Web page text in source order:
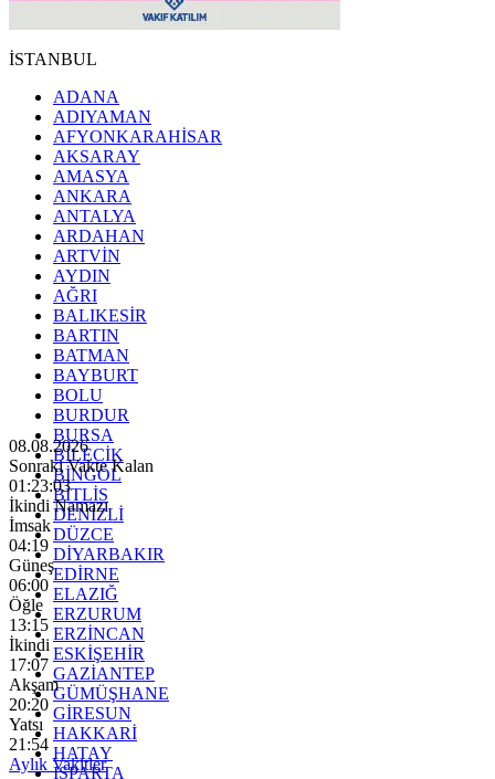
İSTANBUL
ADANA
ADIYAMAN
AFYONKARAHİSAR
AKSARAY
AMASYA
ANKARA
ANTALYA
ARDAHAN
ARTVİN
AYDIN
AĞRI
BALIKESİR
BARTIN
BATMAN
BAYBURT
BOLU
BURDUR
BURSA
BİLECİK
BİNGÖL
BİTLİS
DENİZLİ
DÜZCE
DİYARBAKIR
EDİRNE
ELAZIĞ
ERZURUM
ERZİNCAN
ESKİŞEHİR
GAZİANTEP
GÜMÜŞHANE
GİRESUN
HAKKARİ
HATAY
ISPARTA
08.08.2026
Sonraki Vakte Kalan
01:23:01
İkindi Namazı
İmsak
04:19
Güneş
06:00
Öğle
13:15
İkindi
17:07
Akşam
20:20
Yatsı
21:54
Aylık Vakitler